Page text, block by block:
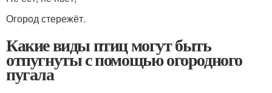
Огород стережёт.
Какие виды птиц могут быть
отпугнуты с помощью огородного
пугала